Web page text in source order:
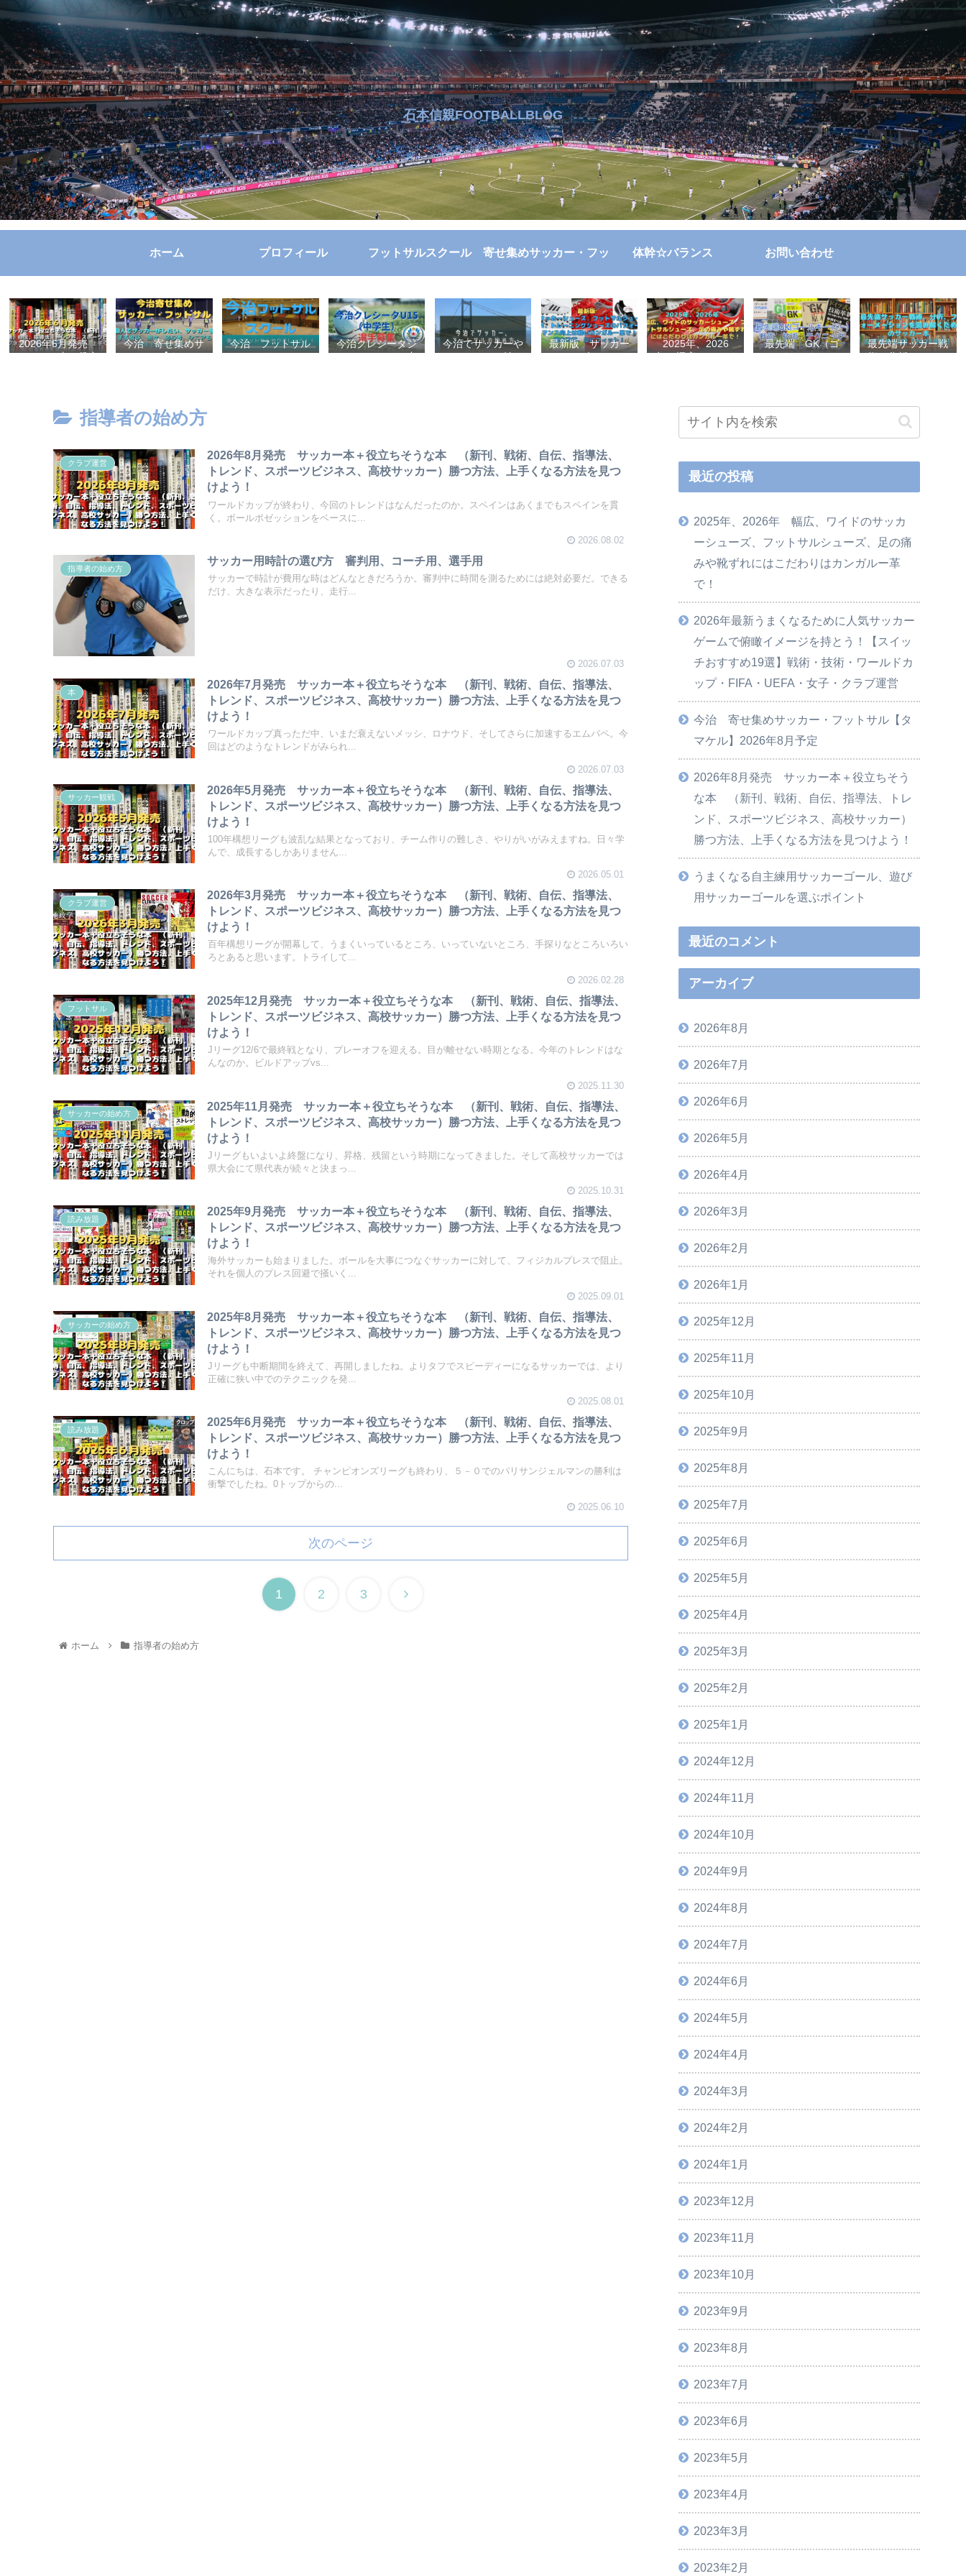
石本信親FOOTBALLBLOG
ホーム プロフィール フットサルスクール 寄せ集めサッカー・フッ
トサル
体幹☆バランス お問い合わせ
2026年6月発売
サッカー本＋役立
ド、スポーツビジ
ネス、高校サッカ
手くなる方法を見
つけよう！
今治 寄せ集めサ
ッカー【タマケ
所、男女、初心
者、シニアも学生
【タマケル】
今治 フットサル
スクール
今治クレシータジ
ュニアユース（中
今治でサッカーや
フットサルの始め
最新版 サッカー
シューズ、フット
ト！
2025年、2026
年 幅広、ワイド
や靴ずれにはこだ
わりはカンガルー
革で！
最先端 GK（ゴ
ールキーパー）
世界基準へ 練習
メニューなど選
最先端サッカー戦
術、分析、フォー
【2023年版】
指導者の始め方
クラブ運営
2026年8月発売 サッカー本＋役立ちそうな本 （新刊、戦術、自伝、指導法、
トレンド、スポーツビジネス、高校サッカー）勝つ方法、上手くなる方法を見つ
けよう！
ワールドカップが終わり、今回のトレンドはなんだったのか。スペインはあくまでもスペインを貫
く。ボールポゼッションをベースに...
2026.08.02
指導者の始め方
サッカー用時計の選び方 審判用、コーチ用、選手用
サッカーで時計が費用な時はどんなときだろうか。審判中に時間を測るためには絶対必要だ。できる
だけ、大きな表示だったり、走行...
2026.07.03
本
2026年7月発売 サッカー本＋役立ちそうな本 （新刊、戦術、自伝、指導法、
トレンド、スポーツビジネス、高校サッカー）勝つ方法、上手くなる方法を見つ
けよう！
ワールドカップ真っただ中、いまだ衰えないメッシ、ロナウド、そしてさらに加速するエムバペ。今
回はどのようなトレンドがみられ...
2026.07.03
サッカー観戦
2026年5月発売 サッカー本＋役立ちそうな本 （新刊、戦術、自伝、指導法、
トレンド、スポーツビジネス、高校サッカー）勝つ方法、上手くなる方法を見つ
けよう！
100年構想リーグも波乱な結果となっており、チーム作りの難しさ、やりがいがみえますね。日々学
んで、成長するしかありません...
2026.05.01
クラブ運営
2026年3月発売 サッカー本＋役立ちそうな本 （新刊、戦術、自伝、指導法、
トレンド、スポーツビジネス、高校サッカー）勝つ方法、上手くなる方法を見つ
けよう！
百年構想リーグが開幕して、うまくいっているところ、いっていないところ、手探りなところいろい
ろとあると思います。トライして...
2026.02.28
フットサル
2025年12月発売 サッカー本＋役立ちそうな本 （新刊、戦術、自伝、指導法、
トレンド、スポーツビジネス、高校サッカー）勝つ方法、上手くなる方法を見つ
けよう！
Jリーグ12/6で最終戦となり、プレーオフを迎える。目が離せない時期となる。今年のトレンドはな
んなのか。ビルドアップvs...
2025.11.30
サッカーの始め方
2025年11月発売 サッカー本＋役立ちそうな本 （新刊、戦術、自伝、指導法、
トレンド、スポーツビジネス、高校サッカー）勝つ方法、上手くなる方法を見つ
けよう！
Jリーグもいよいよ終盤になり、昇格、残留という時期になってきました。そして高校サッカーでは
県大会にて県代表が続々と決まっ...
2025.10.31
読み放題
2025年9月発売 サッカー本＋役立ちそうな本 （新刊、戦術、自伝、指導法、
トレンド、スポーツビジネス、高校サッカー）勝つ方法、上手くなる方法を見つ
けよう！
海外サッカーも始まりました。ボールを大事につなぐサッカーに対して、フィジカルプレスで阻止。
それを個人のプレス回避で掻いく...
2025.09.01
サッカーの始め方
2025年8月発売 サッカー本＋役立ちそうな本 （新刊、戦術、自伝、指導法、
トレンド、スポーツビジネス、高校サッカー）勝つ方法、上手くなる方法を見つ
けよう！
Jリーグも中断期間を終えて、再開しましたね。よりタフでスピーディーになるサッカーでは、より
正確に狭い中でのテクニックを発...
2025.08.01
読み放題
2025年6月発売 サッカー本＋役立ちそうな本 （新刊、戦術、自伝、指導法、
トレンド、スポーツビジネス、高校サッカー）勝つ方法、上手くなる方法を見つ
けよう！
こんにちは、石本です。 チャンピオンズリーグも終わり、５－０でのパリサンジェルマンの勝利は
衝撃でしたね。0トップからの...
2025.06.10
次のページ
1 2 3
ホーム 指導者の始め方
最近の投稿
2025年、2026年 幅広、ワイドのサッカ
ーシューズ、フットサルシューズ、足の痛
みや靴ずれにはこだわりはカンガルー革
で！
2026年最新うまくなるために人気サッカー
ゲームで俯瞰イメージを持とう！【スイッ
チおすすめ19選】戦術・技術・ワールドカ
ップ・FIFA・UEFA・女子・クラブ運営
今治 寄せ集めサッカー・フットサル【タ
マケル】2026年8月予定
2026年8月発売 サッカー本＋役立ちそう
な本 （新刊、戦術、自伝、指導法、トレ
ンド、スポーツビジネス、高校サッカー）
勝つ方法、上手くなる方法を見つけよう！
うまくなる自主練用サッカーゴール、遊び
用サッカーゴールを選ぶポイント
最近のコメント
アーカイブ
2026年8月
2026年7月
2026年6月
2026年5月
2026年4月
2026年3月
2026年2月
2026年1月
2025年12月
2025年11月
2025年10月
2025年9月
2025年8月
2025年7月
2025年6月
2025年5月
2025年4月
2025年3月
2025年2月
2025年1月
2024年12月
2024年11月
2024年10月
2024年9月
2024年8月
2024年7月
2024年6月
2024年5月
2024年4月
2024年3月
2024年2月
2024年1月
2023年12月
2023年11月
2023年10月
2023年9月
2023年8月
2023年7月
2023年6月
2023年5月
2023年4月
2023年3月
2023年2月